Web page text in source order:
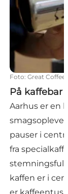
Foto: Great Coffee
På kaffebar
Aarhus er en
pauser i
fra
kaffen er i